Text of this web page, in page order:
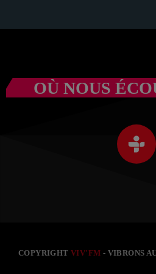
OÙ NOUS
COPYRIGHTVIV'FM - VIBRONS